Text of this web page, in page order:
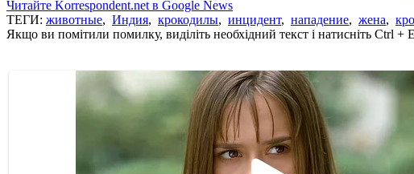
Читайте Korrespondent.net в Google News
ТЕГИ: животные, Индия, крокодилы, инцидент, нападение, жена,
Якщо ви помітили помилку, виділіть необхідний текст і натисніть Ctrl